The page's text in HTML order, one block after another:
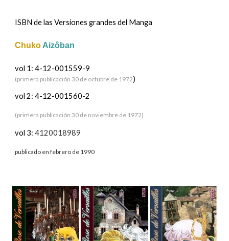
ISBN de las Versiones grandes del Manga
Chuko Aizôban
vol 1: 4-12-001559-9
(primera publicación 30 de octubre de 1972)
vol 2: 4-12-001560-2
(primera publicación 30 de noviembre de 1972)
vol 3:4120018989
publicado en febrero de 1990